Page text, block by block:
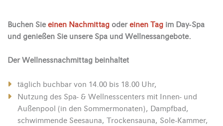
Buchen Sieeinen Nachmittag odereinen Tag im Day-Spa
und genießen Sie unsere Spa und Wellnessangebote.
Der Wellnessnachmittag beinhaltet
täglich buchbar von 14.00 bis 18.00 Uhr,
Nutzung des Spa- & Wellnesscenters mit Innen- und
Außenpool (in den Sommermonaten), Dampfbad,
schwimmende Seesauna, Trockensauna, Sole-Kammer,